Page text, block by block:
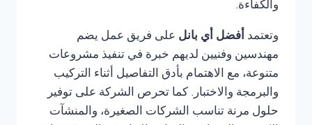
والكفاءة.
وتعتمد أفضل أي بانل على فريق عمل يضم
مهندسين وفنيين لديهم خبرة في تنفيذ مشروعات
متنوعة، مع الاهتمام بأدق التفاصيل أثناء التركيب
والبرمجة والاختبار. كما تحرص الشركة على توفير
حلول مرنة تناسب الشركات الصغيرة، والمنشآت